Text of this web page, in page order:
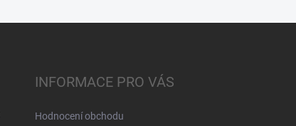
INFORMACE PRO VÁS
Hodnocení obchodu